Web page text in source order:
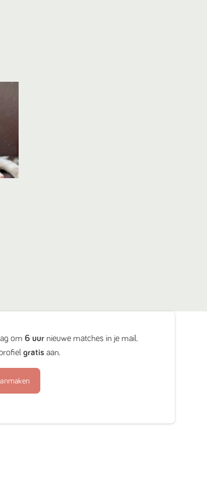
om6 uur nieuwe matches in je mail.
gratis aan.